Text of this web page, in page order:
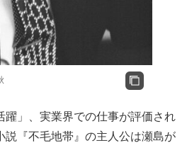
」、実業界での仕事が評価され
説『不毛地帯』の主人公は瀬島が